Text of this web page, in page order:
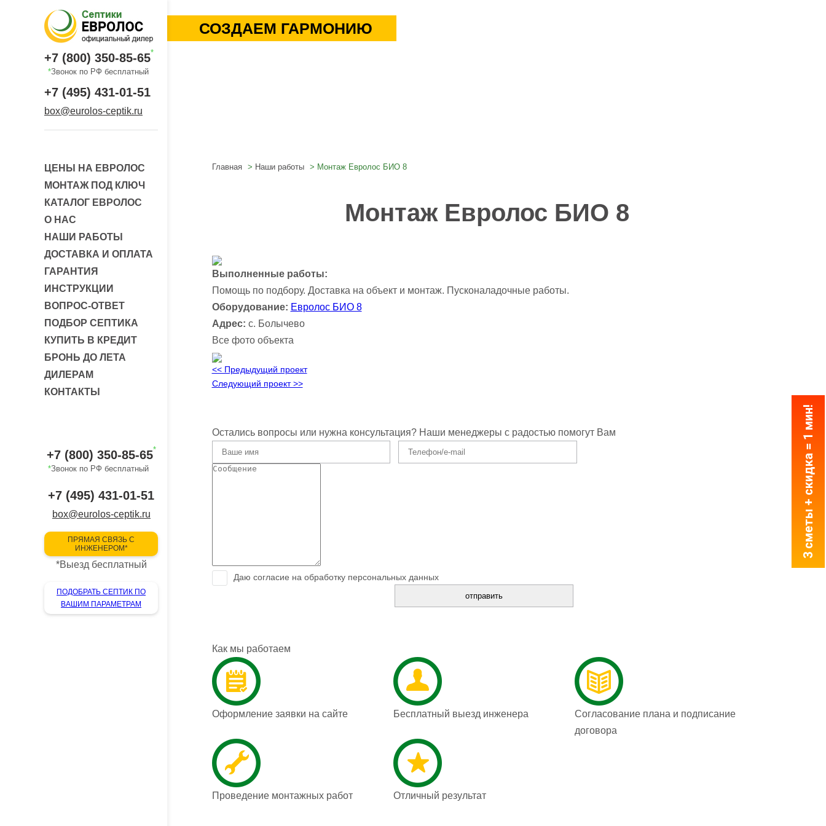
+7 (800) 350-85-65*
*Звонок по РФ бесплатный
+7 (495) 431-01-51
box@eurolos-ceptik.ru
ЦЕНЫ НА ЕВРОЛОС
МОНТАЖ ПОД КЛЮЧ
КАТАЛОГ ЕВРОЛОС
О НАС
НАШИ РАБОТЫ
ДОСТАВКА И ОПЛАТА
ГАРАНТИЯ
ИНСТРУКЦИИ
ВОПРОС-ОТВЕТ
ПОДБОР СЕПТИКА
КУПИТЬ В КРЕДИТ
БРОНЬ ДО ЛЕТА
ДИЛЕРАМ
КОНТАКТЫ
+7 (800) 350-85-65*
*Звонок по РФ бесплатный
+7 (495) 431-01-51
box@eurolos-ceptik.ru
ПРЯМАЯ СВЯЗЬ С
ИНЖЕНЕРОМ*
*Выезд бесплатный
ПОДОБРАТЬ СЕПТИК ПО
ВАШИМ ПАРАМЕТРАМ
СОЗДАЕМ ГАРМОНИЮ
Главная Наши работы Монтаж Евролос БИО 8
Монтаж Евролос БИО 8
Выполненные работы:
Помощь по подбору. Доставка на объект и монтаж. Пусконаладочные работы.
Оборудование: Евролос БИО 8
Адрес: с. Болычево
Все фото объекта
<< Предыдущий проект
Следующий проект >>
Остались вопросы или нужна консультация? Наши менеджеры с радостью помогут Вам
Даю согласие на обработку персональных данных
Как мы работаем
Оформление заявки на сайте Бесплатный выезд инженера
Согласование плана и подписание
договора
Проведение монтажных работ Отличный результат
3 сметы + скидка = 1 мин!